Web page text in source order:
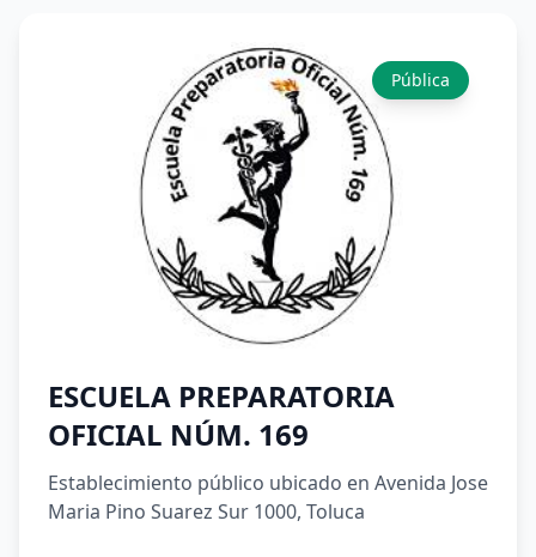
Pública
ESCUELA PREPARATORIA
OFICIAL NÚM. 169
Establecimiento público ubicado en Avenida Jose
Maria Pino Suarez Sur 1000, Toluca